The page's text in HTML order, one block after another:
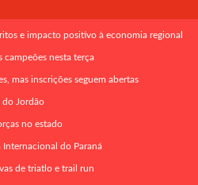
e impacto positivo à economia regional
campeões nesta terça
mas inscrições seguem abertas
do Jordão
no estado
do Paraná
de triatlo e trail run